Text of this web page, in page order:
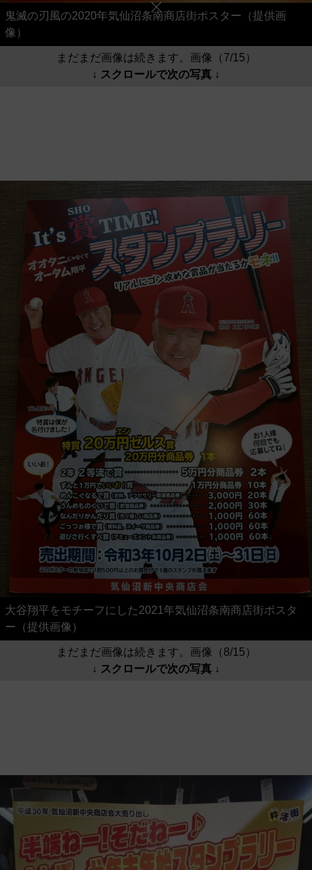
鬼滅の刃風の2020年気仙沼条南商店街ポスター（提供画
像）
まだまだ画像は続きます。画像（7/15）
↓ スクロールで次の写真 ↓
大谷翔平をモチーフにした2021年気仙沼条南商店街ポスタ
ー（提供画像）
まだまだ画像は続きます。画像（8/15）
↓ スクロールで次の写真 ↓